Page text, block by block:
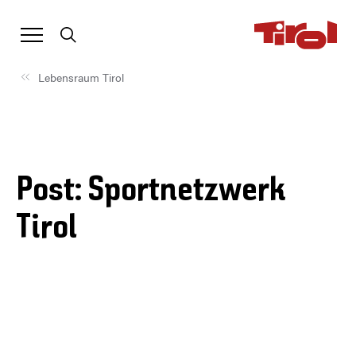
Lebensraum Tirol
Post: Sportnetzwerk
Tirol